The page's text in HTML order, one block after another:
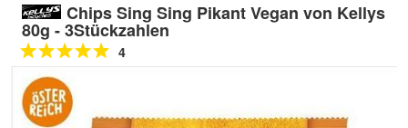
Chips Sing Sing Pikant Vegan von Kellys
80g - 3Stückzahlen
4